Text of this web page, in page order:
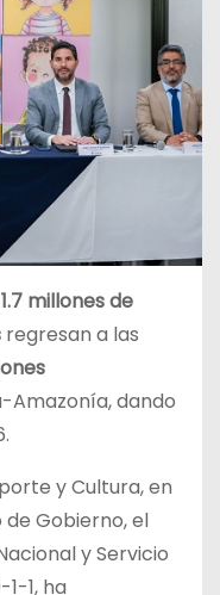
1.7 millones de
regresan a las
Amazonía, dando
y Cultura, en
Gobierno, el
y Servicio
1, ha